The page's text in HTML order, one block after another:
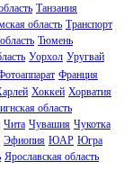
Танзания
область Транспорт
Тюмень
Уорхол Уругвай
Франция
Хоккей Хорватия
область
Чита Чувашия Чукотка
Эфиопия ЮАР Югра
Ярославская область